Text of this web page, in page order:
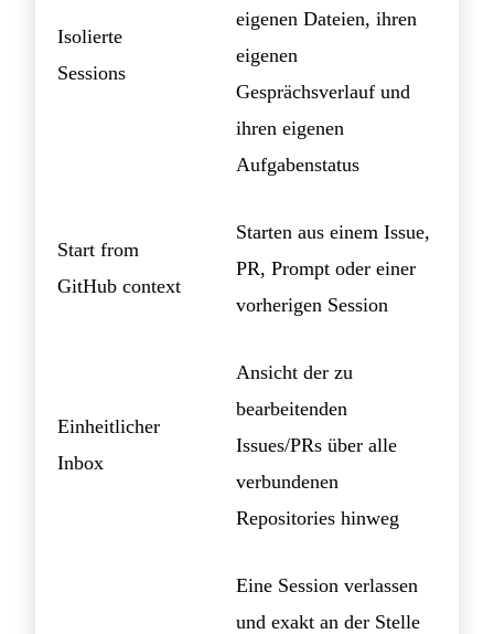
Isolierte
Sessions
eigenen Dateien, ihren
eigenen
Gesprächsverlauf und
ihren eigenen
Aufgabenstatus
Start from
GitHub context
Starten aus einem Issue,
PR, Prompt oder einer
vorherigen Session
Einheitlicher
Inbox
Ansicht der zu
bearbeitenden
Issues/PRs über alle
verbundenen
Repositories hinweg
Eine Session verlassen
und exakt an der Stelle